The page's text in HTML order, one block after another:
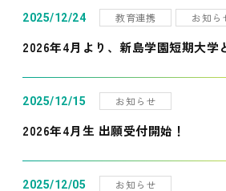
2025/12/24 教育連携 お知ら
2026年4月より、新島学園短期大学
2025/12/15 お知らせ
2026年4月生 出願受付開始！
2025/12/05 お知らせ